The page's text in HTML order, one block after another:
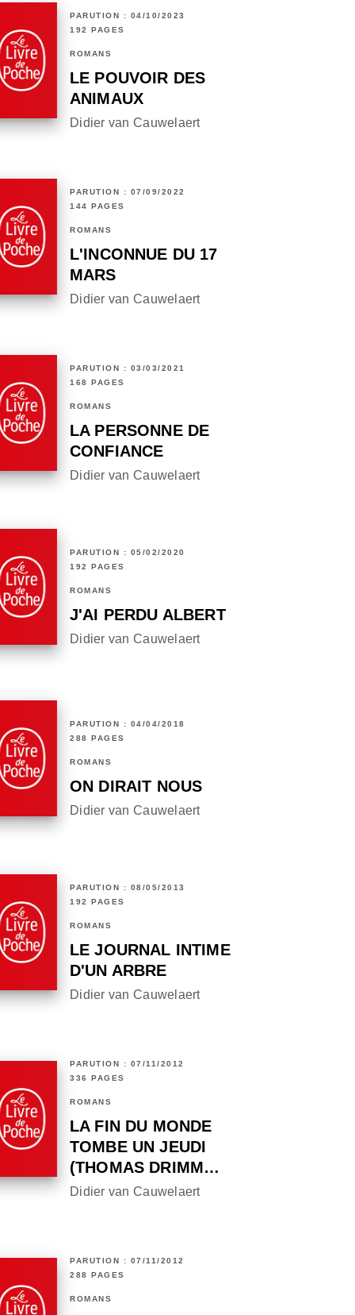
PARUTION : 04/10/2023
192 PAGES
ROMANS
LE POUVOIR DES
ANIMAUX
Didier van Cauwelaert
PARUTION : 07/09/2022
144 PAGES
ROMANS
L'INCONNUE DU 17
MARS
Didier van Cauwelaert
PARUTION : 03/03/2021
168 PAGES
ROMANS
LA PERSONNE DE
CONFIANCE
Didier van Cauwelaert
PARUTION : 05/02/2020
192 PAGES
ROMANS
J'AI PERDU ALBERT
Didier van Cauwelaert
PARUTION : 04/04/2018
288 PAGES
ROMANS
ON DIRAIT NOUS
Didier van Cauwelaert
PARUTION : 08/05/2013
192 PAGES
ROMANS
LE JOURNAL INTIME
D'UN ARBRE
Didier van Cauwelaert
PARUTION : 07/11/2012
336 PAGES
ROMANS
LA FIN DU MONDE
TOMBE UN JEUDI
(THOMAS DRIMM…
Didier van Cauwelaert
PARUTION : 07/11/2012
288 PAGES
ROMANS